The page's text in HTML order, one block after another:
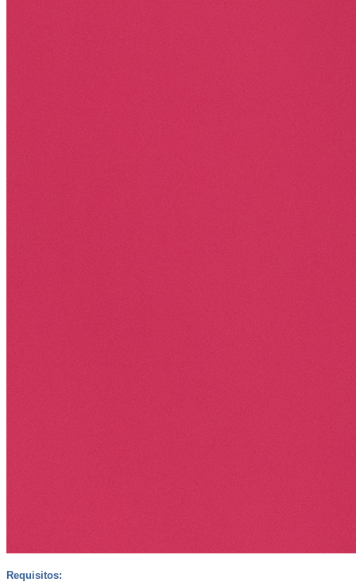
Requisitos: